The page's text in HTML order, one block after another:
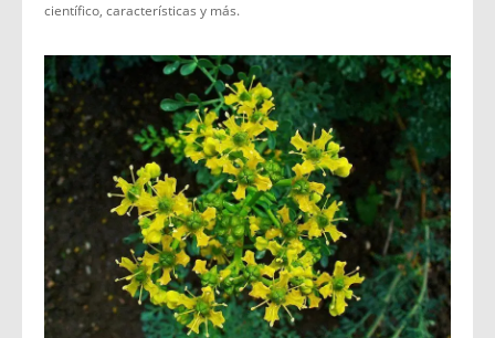
científico, características y más.